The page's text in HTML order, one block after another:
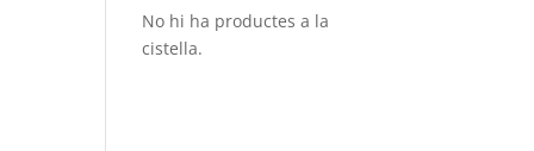
No hi ha productes a la
cistella.